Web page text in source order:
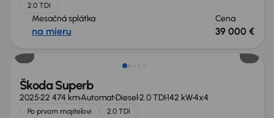
2.0 TDI
Mesačná splátka
na mieru
Cena
39 000 €
Ušetríte 12 400 €
Škoda Superb
202522 474 kmAutomatDiesel2.0 TDI142 kW4x4
Po prvom majiteľovi 2.0 TDI